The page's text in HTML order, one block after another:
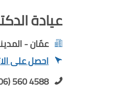
عيادة
عمّان -
احصل على
560 4588